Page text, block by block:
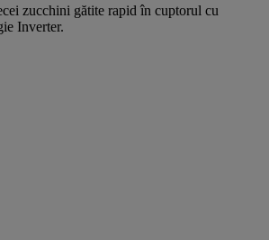
zucchini gătite rapid în cuptorul cu
Inverter.